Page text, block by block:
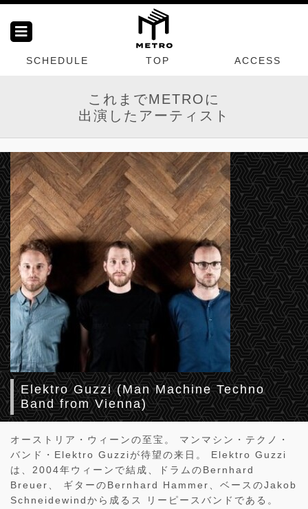
SCHEDULE TOP ACCESS
これまでMETROに
出演したアーティスト
Elektro Guzzi (Man Machine Techno
Band from Vienna)
オーストリア・ウィーンの至宝。 マンマシン・テクノ・
バンド・Elektro Guzziが待望の来日。 Elektro Guzzi
は、2004年ウィーンで結成、ドラムのBernhard
Breuer、 ギターのBernhard Hammer、ベースのJakob
Schneidewindから成るス リーピースバンドである。